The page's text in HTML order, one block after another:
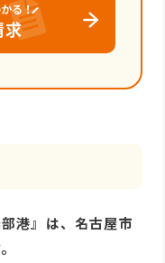
る！
求
港』は、名古屋市